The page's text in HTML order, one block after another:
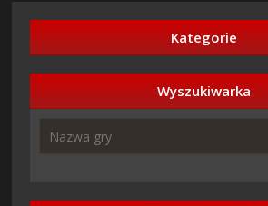
Kategorie
Wyszukiwarka